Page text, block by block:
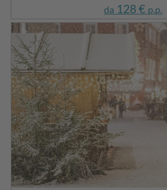
da 128 € p.p.